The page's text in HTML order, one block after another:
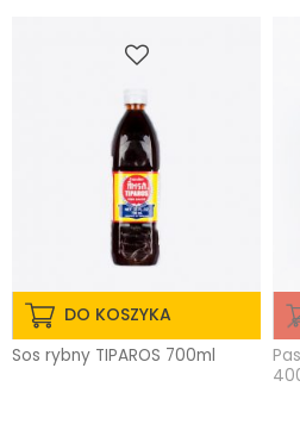
DO KOSZYKA
Sos rybny TIPAROS 700ml